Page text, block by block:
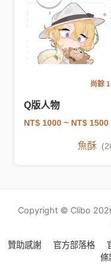
尚餘 1
Q版人物
NT$ 1000 ~ NT$ 1500
魚酥
Copyright © Clibo 2026
贊助感謝 官方部落格
條